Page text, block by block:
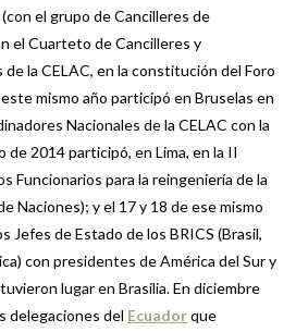
el grupo de Cancilleres de
el Cuarteto de Cancilleres y
la CELAC, en la constitución del Foro
mismo año participó en Bruselas en
Nacionales de la CELAC con la
de 2014 participó, en Lima, en la II
Funcionarios para la reingeniería de la
Naciones); y el 17 y 18 de ese mismo
Jefes de Estado de los BRICS (Brasil,
con presidentes de América del Sur y
lugar en Brasilia. En diciembre
delegaciones del Ecuadorque